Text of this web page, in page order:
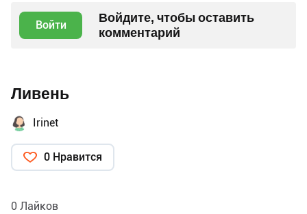
Войти
Войдите, чтобы оставить
комментарий
Ливень
Irinet
0 Нравится
0 Лайков